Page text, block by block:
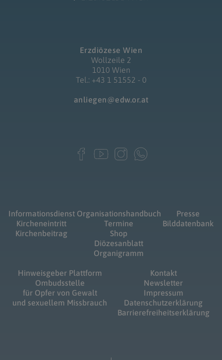
Erzdiözese Wien
Wollzeile 2
1010 Wien
Tel.: +43 1 51552 - 0
anliegen@edw.or.at
Informationsdienst
Kircheneintritt
Kirchenbeitrag
Organisationshandbuch
Termine
Shop
Diözesanblatt
Organigramm
Presse
Bilddatenbank
Hinweisgeber Plattform
Ombudsstelle
für Opfer von Gewalt
und sexuellem Missbrauch
Kontakt
Newsletter
Impressum
Datenschutzerklärung
Barrierefreiheitserklärung